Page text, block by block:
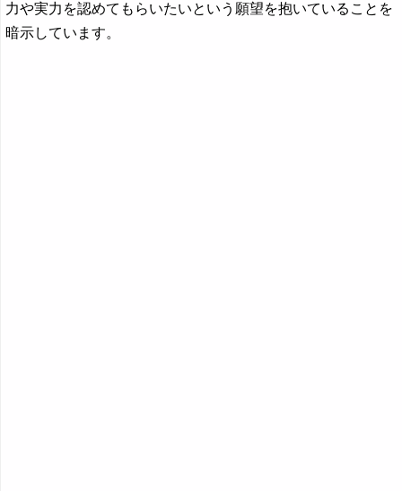
力や実力を認めてもらいたいという願望を抱いていることを
暗示しています。